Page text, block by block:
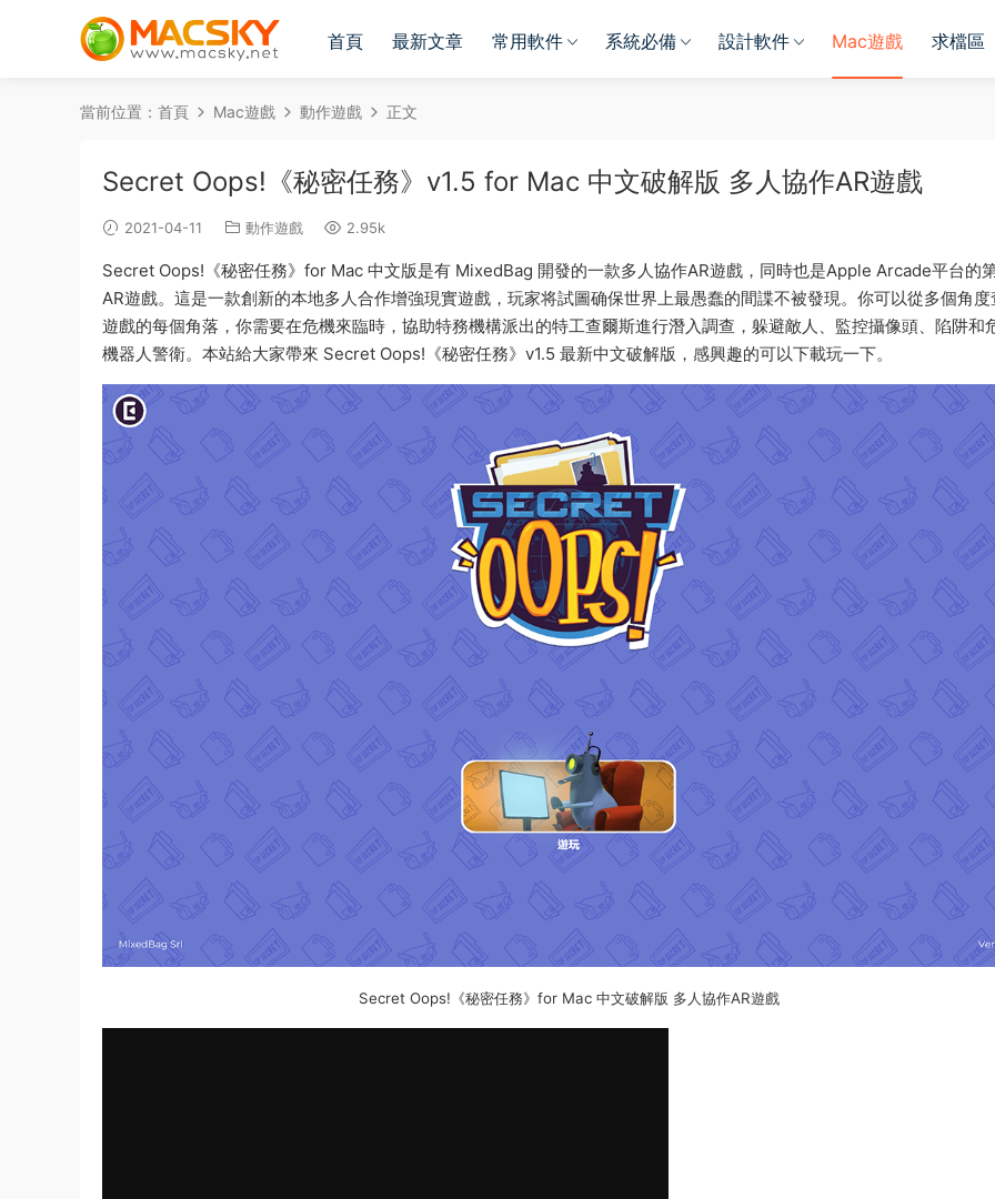
首頁 最新文章 常用軟件 系統必備 設計軟件 Mac遊戲 求檔區
當前位置： 首頁 Mac遊戲 動作遊戲 正文
Secret Oops!《秘密任務》v1.5 for Mac 中文破解版 多人協作AR遊戲
2021-04-11 動作遊戲 2.95k
Secret Oops!《秘密任務》for Mac 中文版是有 MixedBag 開發的一款多人協作AR遊戲，同時也是Apple Arcade平台的
AR遊戲。這是一款創新的本地多人合作增強現實遊戲，玩家将試圖确保世界上最愚蠢的間諜不被發現。你可以從多個角度
遊戲的每個角落，你需要在危機來臨時，協助特務機構派出的特工查爾斯進行潛入調查，躲避敵人、監控攝像頭、陷阱和
機器人警衛。本站給大家帶來 Secret Oops!《秘密任務》v1.5 最新中文破解版，感興趣的可以下載玩一下。
Secret Oops!《秘密任務》for Mac 中文破解版 多人協作AR遊戲